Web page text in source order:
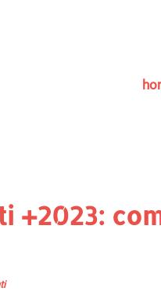
+2023: